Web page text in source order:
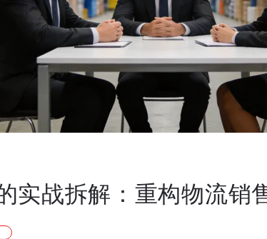
实战拆解：重构物流销